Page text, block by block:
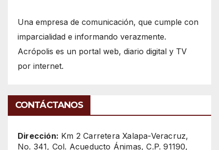
Una empresa de comunicación, que cumple con
imparcialidad e informando verazmente.
Acrópolis es un portal web, diario digital y TV
por internet.
CONTÁCTANOS
Dirección: Km 2 Carretera Xalapa-Veracruz,
No. 341, Col. Acueducto Ánimas, C.P. 91190,